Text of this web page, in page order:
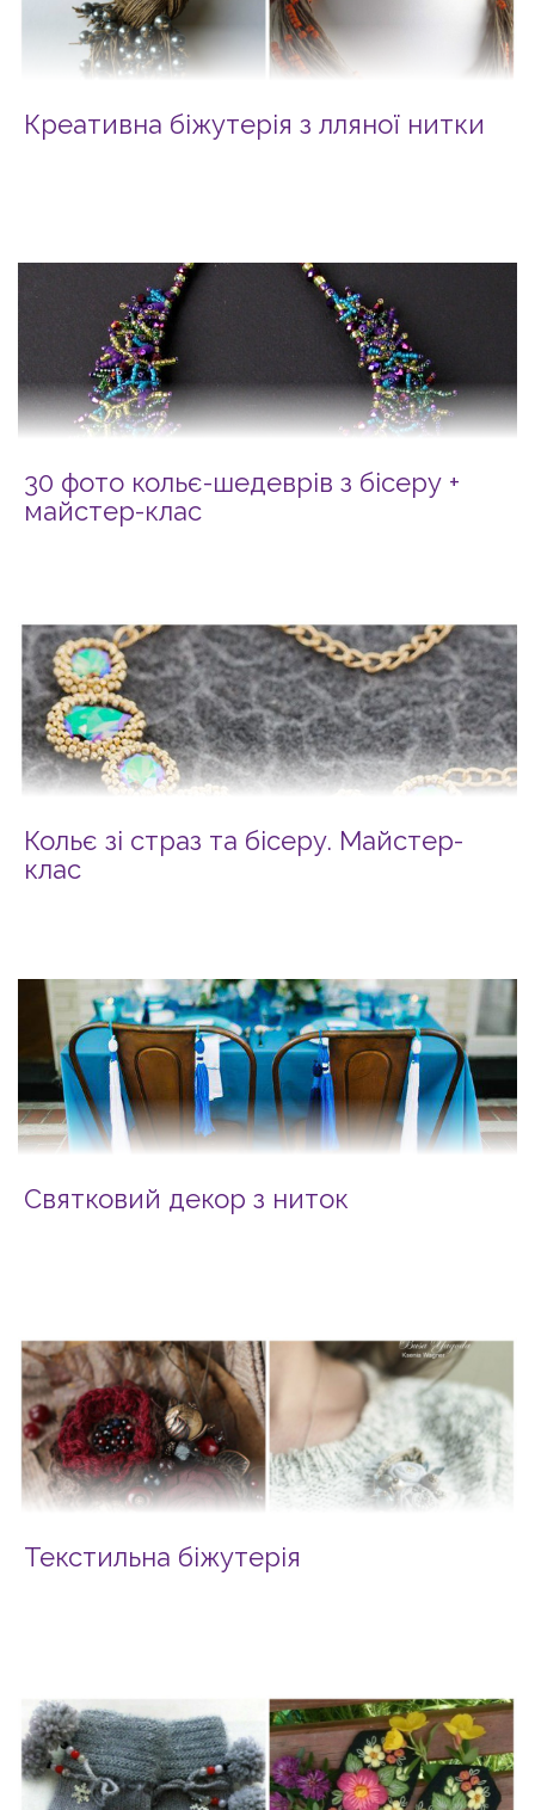
Креативна біжутерія з лляної нитки
30 фото кольє-шедеврів з бісеру +
майстер-клас
Кольє зі страз та бісеру. Майстер-
клас
Святковий декор з ниток
Текстильна біжутерія